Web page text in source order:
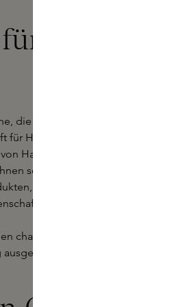
die für ihre luxuriösen
Handwerkskunst und
Haarpflegeprodukten, die den
sollen. Bei Skins finden Sie
darunter wunderschöne
hat.
charakteristischen Düften der
um ein unvergessliches